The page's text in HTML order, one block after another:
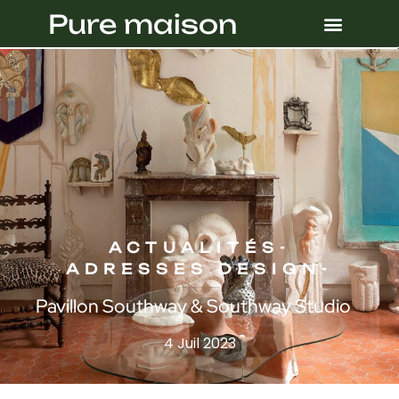
Pure maison
ACTUALITÉS -
ADRESSES DESIGN-
Pavillon Southway & Southway Studio
4 Juil 2023